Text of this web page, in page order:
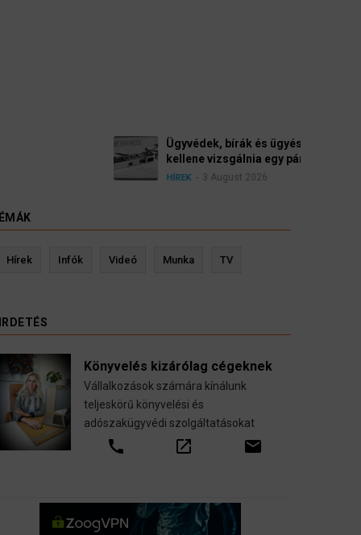
szerint a német politikának mielőbb meg
eljárás elindítását.
Ressler biztosítási szakértő
Hírek Infók Videó Munka TV
Könyvelés kizárólag cégeknek
Vállalkozások számára kínálunk
teljeskörű könyvelési és
adószakügyvédi szolgáltatásokat
call open_in_new email